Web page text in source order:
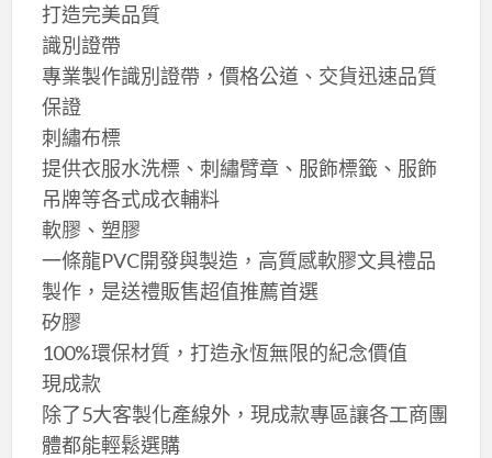
打造完美品質
識別證帶
專業製作識別證帶，價格公道、交貨迅速品質
保證
刺繡布標
提供衣服水洗標、刺繡臂章、服飾標籤、服飾
吊牌等各式成衣輔料
軟膠、塑膠
一條龍PVC開發與製造，高質感軟膠文具禮品
製作，是送禮販售超值推薦首選
矽膠
100%環保材質，打造永恆無限的紀念價值
現成款
除了5大客製化產線外，現成款專區讓各工商團
體都能輕鬆選購